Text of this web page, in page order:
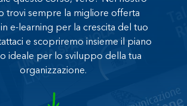
trovi sempre la migliore offerta
e-learning per la crescita del tuo
e scopriremo insieme il piano
ideale per lo sviluppo della tua
organizzazione.